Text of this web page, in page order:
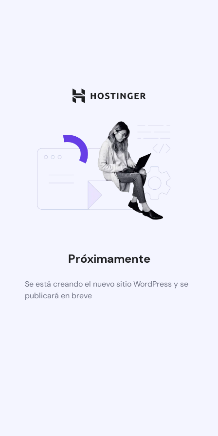
Próximamente
Se está creando el nuevo sitio WordPress y se
publicará en breve